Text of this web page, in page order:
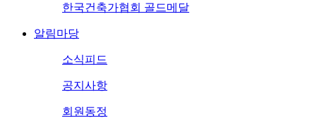
한국건축가협회 골드메달
알림마당
소식피드
공지사항
회원동정